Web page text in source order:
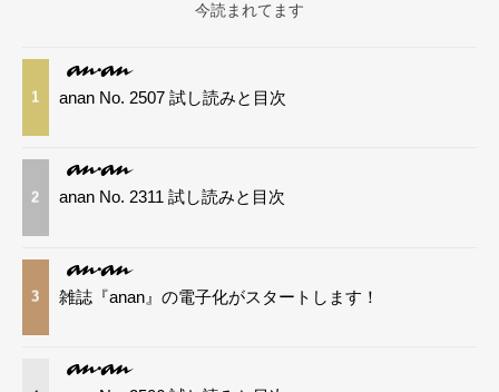
今読まれてます
1 anan No. 2507 試し読みと目次
2 anan No. 2311 試し読みと目次
3 雑誌『anan』の電子化がスタートします！